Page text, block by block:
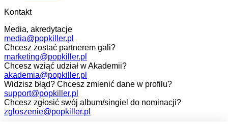
Kontakt
Media, akredytacje
media@popkiller.pl
Chcesz zostać partnerem gali?
marketing@popkiller.pl
Chcesz wziąć udział w Akademii?
akademia@popkiller.pl
Widzisz błąd? Chcesz zmienić dane w profilu?
support@popkiller.pl
Chcesz zgłosić swój album/singiel do nominacji?
zgloszenie@popkiller.pl